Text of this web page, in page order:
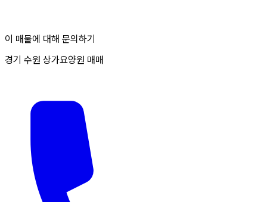
이 매물에 대해 문의하기
경기 수원 상가요양원 매매